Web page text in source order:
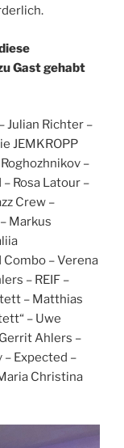
Gast gehabt
Julian Richter –
JEMKROPP
–
Rosa Latour –
Crew –
Markus
– Verena
– REIF –
– Matthias
– Uwe
Ahlers –
– Expected –
Christina